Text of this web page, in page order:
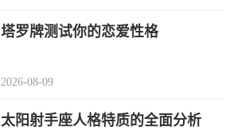
塔罗牌测试你的恋爱性格
2026-08-09
太阳射手座人格特质的全面分析